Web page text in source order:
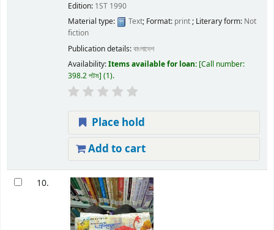
Edition: 1ST 1990
Material type:
Text; Format: print; Literary form: Not
fiction
Publication details:বাংলাদেশ
Availability:Items available for loan: Call number:
398.2 পটম (1).
Place hold
Add to cart
10.